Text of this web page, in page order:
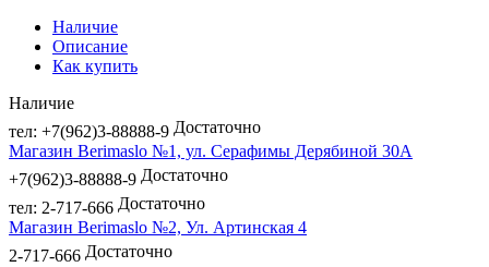
Наличие
Описание
Как купить
Наличие
тел: +7(962)3-88888-9 Достаточно
Магазин Berimaslo №1, ул. Серафимы Дерябиной 30А
+7(962)3-88888-9 Достаточно
тел: 2-717-666 Достаточно
Магазин Berimaslo №2, Ул. Артинская 4
2-717-666 Достаточно